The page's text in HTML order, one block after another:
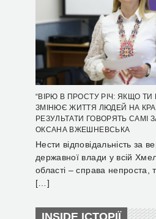
“ВІРЮ В ПРОСТУ РІЧ: ЯКЩО
ЗМІНЮЄ ЖИТТЯ ЛЮДЕЙ НА
РЕЗУЛЬТАТИ ГОВОРЯТЬ САМІ
ОКСАНА ВЖЕШНЕВСЬКА
Нести відповідальність за
державної влади у всій
області – справа непроста,
[…]
INSIDE ІСТОРІЇ